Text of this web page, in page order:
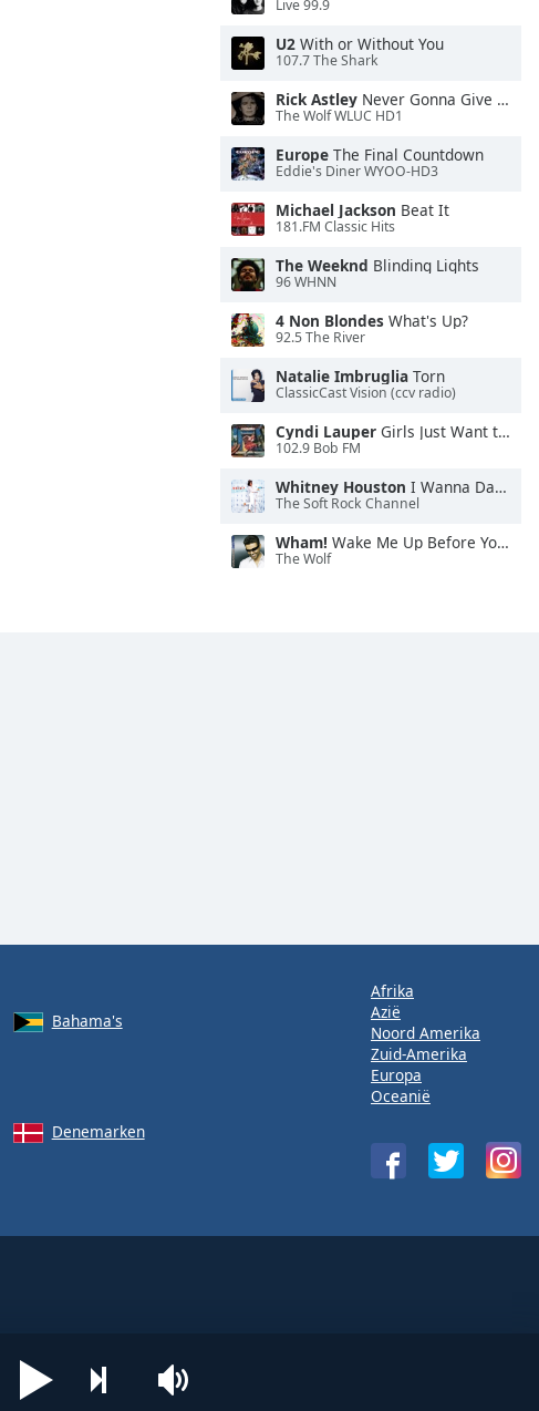
Live 99.9
U2 With or Without You
107.7 The Shark
Rick Astley Never Gonna Give You Up
The Wolf WLUC HD1
Europe The Final Countdown
Eddie's Diner WYOO-HD3
Michael Jackson Beat It
181.FM Classic Hits
The Weeknd Blinding Lights
96 WHNN
4 Non Blondes What's Up?
92.5 The River
Natalie Imbruglia Torn
ClassicCast Vision (ccv radio)
Cyndi Lauper Girls Just Want to Have Fun
102.9 Bob FM
Whitney Houston I Wanna Dance With Somebody
The Soft Rock Channel
Wham! Wake Me Up Before You Go-Go
The Wolf
Bahama's
Denemarken
Afrika
Azië
Noord Amerika
Zuid-Amerika
Europa
Oceanië